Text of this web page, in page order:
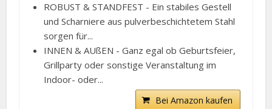
ROBUST & STANDFEST - Ein stabiles Gestell
und Scharniere aus pulverbeschichtetem Stahl
sorgen für...
INNEN & AUßEN - Ganz egal ob Geburtsfeier,
Grillparty oder sonstige Veranstaltung im
Indoor- oder...
Bei Amazon kaufen